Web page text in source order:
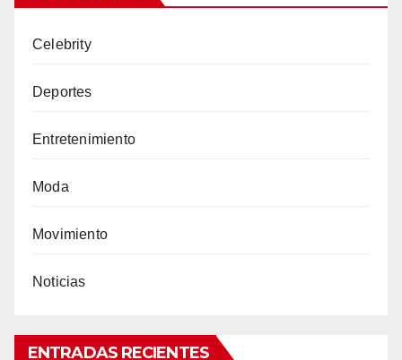
Celebrity
Deportes
Entretenimiento
Moda
Movimiento
Noticias
ENTRADAS RECIENTES